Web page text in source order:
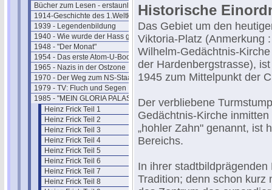
Bücher zum Lesen - erstaunlich
1914-Geschichte des 1.Weltkriegs
1939 - Legendenbildung
1940 - Wie wurde der Hass geschürt ?
1948 - "Der Monat"
1954 - Das erste Atom-U-Boot
1965 - Nazis in der Ostzone
1970 - Der Weg zum NS-Staat
1979 - TV: Fluch und Segen
1985 - "MEIN GLORIA PALAST"
Heinz Frick Teil 1
Heinz Frick Teil 2
Heinz Frick Teil 3
Heinz Frick Teil 4
Heinz Frick Teil 5
Heinz Frick Teil 6
Heinz Frick Teil 7
Heinz Frick Teil 8
Historische
Das Gebiet um den
Viktoria-Platz (Anmerkung
Wilhelm-Gedächtnis-
der Hardenbergstrasse),
1945 zum Mittelpunkt der
Der verbliebene
Gedächtnis-Kirche
„hohler Zahn" genannt, ist
Bereichs.
In ihrer
Tradition; denn schon kurz